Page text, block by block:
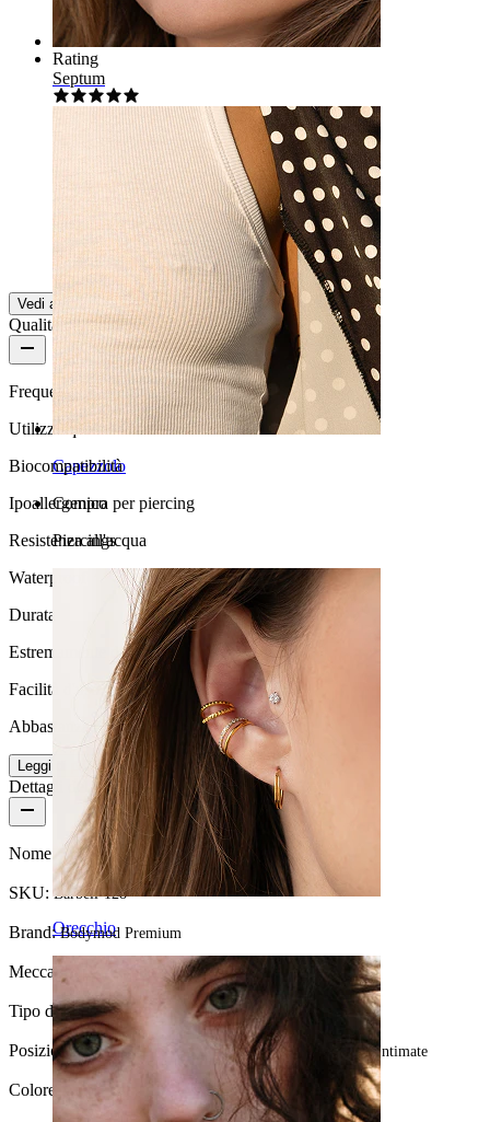
Septum
Capezzolo
Compra per piercing
Piercings
Orecchio
Tradotto dall'IA Mostra originale
Rating
Prodotto straordinario
Ottimo prodotto.
snake2001 Acquisto verificato
Tradotto dall'IA Mostra originale
Vedi altro
Qualità del prodotto
Frequenza di utilizzo
Utilizzo quotidiano
Biocompatibilità
Ipoallergenico
Resistenza all'acqua
Waterproof
Durata
Estremamente durevole
Facilità d'uso
Abbastanza facile
Leggi di più
Dettagli del prodotto
Nome: Barra dritta in oro 14K
SKU:Barbell-128
Brand:Bodymod Premium
Meccanismo di chiusura:Filettatura esterna
Tipo di gioiello:Barbell
Posizione:Tragus, Lingua, Capezzolo, Industrial, Conch, Intimate
Colore: